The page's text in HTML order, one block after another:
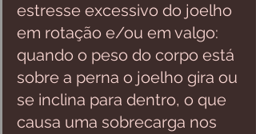
estresse excessivo do joelho
em rotação e/ou em valgo:
quando o peso do corpo está
sobre a perna o joelho gira ou
se inclina para dentro, o que
causa uma sobrecarga nos